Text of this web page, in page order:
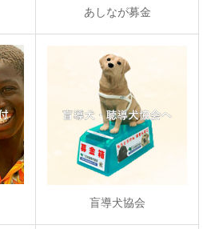
あしなが募金
盲導犬協会